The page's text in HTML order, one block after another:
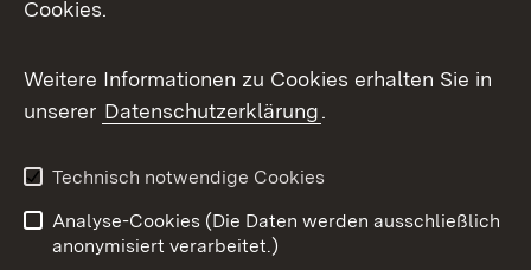
Messenger
Social Wall
X / Twitter
Youtube
Cookies.
Weitere Informationen zu Cookies erhalten Sie in
unserer Datenschutzerklärung.
Technisch notwendige Cookies
Analyse-Cookies (Die Daten werden ausschließlich
anonymisiert verarbeitet.)